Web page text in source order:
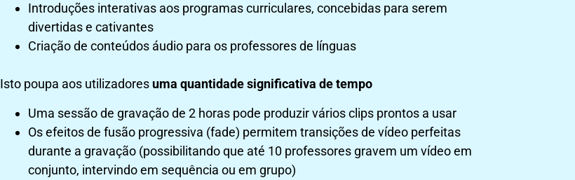
Introduções interativas aos programas curriculares, concebidas para serem
divertidas e cativantes
Criação de conteúdos áudio para os professores de línguas
Isto poupa aos utilizadores uma quantidade significativa de tempo
Uma sessão de gravação de 2 horas pode produzir vários clips prontos a usar
Os efeitos de fusão progressiva (fade) permitem transições de vídeo perfeitas
durante a gravação (possibilitando que até 10 professores gravem um vídeo em
conjunto, intervindo em sequência ou em grupo)